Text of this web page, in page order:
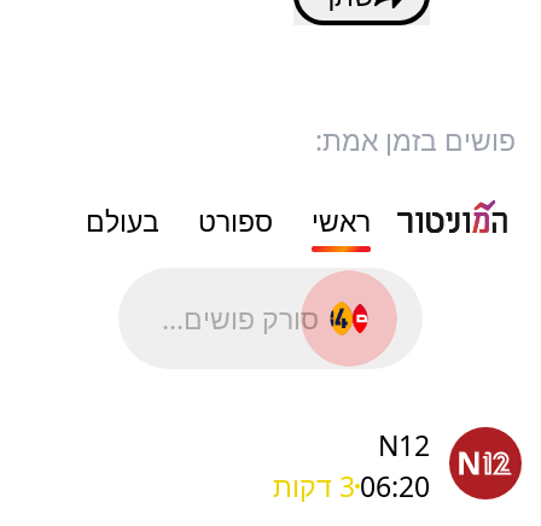
פושים בזמן אמת:
ראשי ספורט בעולם
סורק פושים...
N12
06:203 דקות